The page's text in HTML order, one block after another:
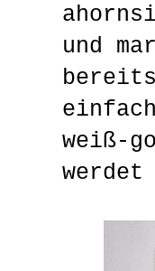
und
weiß-
werdet